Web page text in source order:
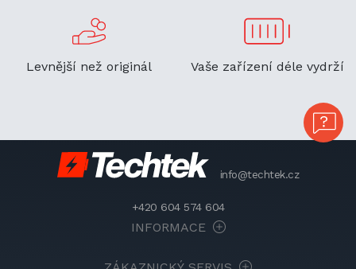
Levnější než originál Vaše zařízení déle vydrží
info@techtek.cz
+420 604 574 604
INFORMACE